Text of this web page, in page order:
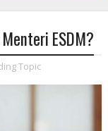
ESDM?
Topic